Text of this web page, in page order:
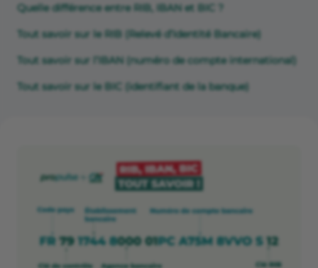
Quelle différence entre RIB, IBAN et BIC ?
Tout savoir sur le RIB (Relevé d’Identité Bancaire)
Tout savoir sur l’IBAN (numéro de compte international)
Tout savoir sur le BIC (identifiant de la banque)